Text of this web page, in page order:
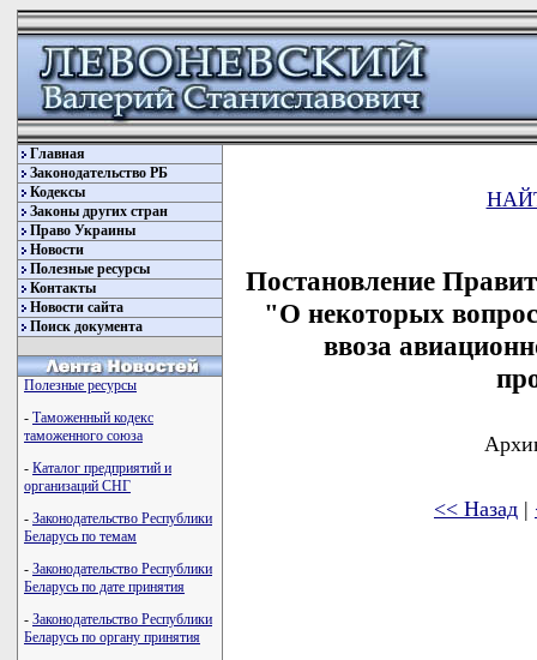
Главная
Законодательство РБ
Кодексы
Законы других стран
Право Украины
Новости
Полезные ресурсы
Контакты
Новости сайта
Поиск документа
Полезные ресурсы
- Таможенный кодекс
таможенного союза
- Каталог предприятий и
организаций СНГ
- Законодательство Республики
Беларусь по темам
- Законодательство Республики
Беларусь по дате принятия
- Законодательство Республики
Беларусь по органу принятия
Постановление
"О некоторых
ввоза
<< Назад |